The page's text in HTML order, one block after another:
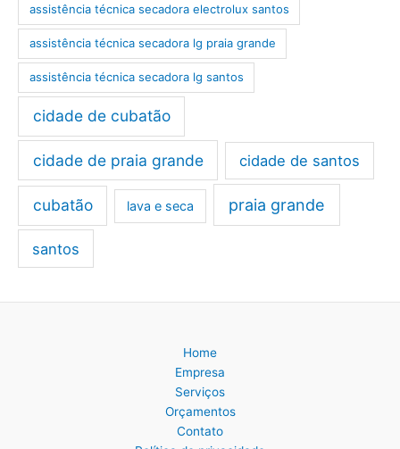
assistência técnica secadora electrolux santos
assistência técnica secadora lg praia grande
assistência técnica secadora lg santos
cidade de cubatão
cidade de praia grande cidade de santos
cubatão lava e seca praia grande
santos
Home
Empresa
Serviços
Orçamentos
Contato